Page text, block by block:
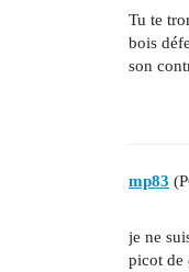
Tu te
bois
son
mp83
je ne
picot de